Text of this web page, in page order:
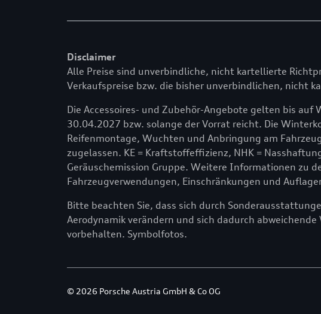
Disclaimer
Alle Preise sind unverbindliche, nicht kartellierte
Verkaufspreise bzw. die bisher unverbindlichen, nicht
Die Accessoires- und Zubehör-Angebote gelten bis
30.04.2027 bzw. solange der Vorrat reicht. Die
Reifenmontage, Wuchten und Anbringung am
zugelassen. KE = Kraftstoffeffizienz, NHK =
Geräuschemission Gruppe. Weitere Informationen zu
Fahrzeugverwendungen, Einschränkungen und
Bitte beachten Sie, dass sich durch
Aerodynamik verändern und sich dadurch
vorbehalten. Symbolfotos.
© 2026 Porsche Austria GmbH & Co OG